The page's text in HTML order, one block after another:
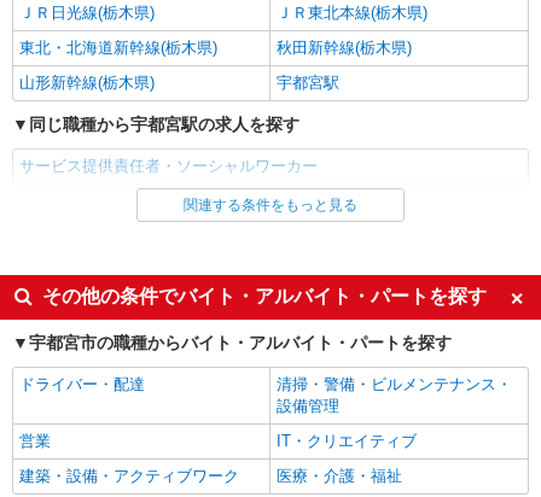
ＪＲ日光線(栃木県)
ＪＲ東北本線(栃木県)
東北・北海道新幹線(栃木県)
秋田新幹線(栃木県)
山形新幹線(栃木県)
宇都宮駅
同じ職種から宇都宮駅の求人を探す
サービス提供責任者・ソーシャルワーカー
同じ雇用形態から宇都宮駅の求人を探す
同じ特徴から宇都宮駅の求人を探す
入社日応相談
即日勤務OK
友達と応募OK
職場見学OKまたは説明会あり
経験者・有資格者歓迎
女性活躍中
主婦・主夫歓迎
フリーター歓迎
学歴不問
関連する条件をもっと見る
その他の条件でバイト・アルバイト・パートを探す
宇都宮市の職種からバイト・アルバイト・パートを探す
ドライバー・配達
清掃・警備・ビルメンテナンス・
設備管理
営業
IT・クリエイティブ
建築・設備・アクティブワーク
医療・介護・福祉